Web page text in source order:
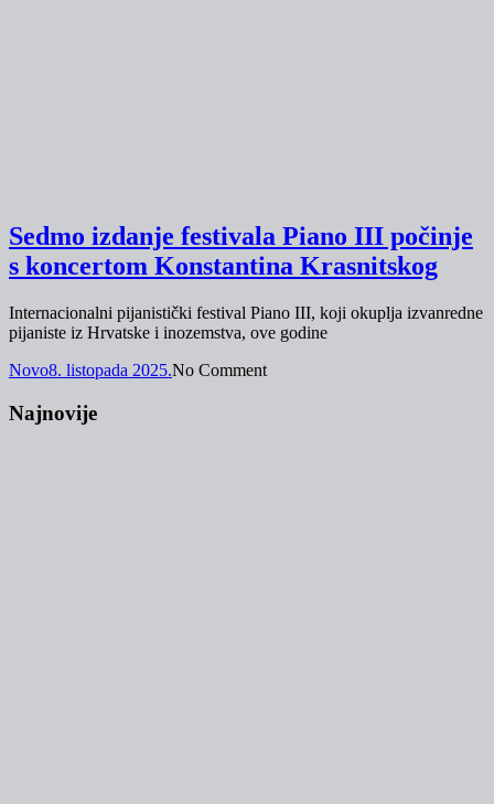
Sedmo izdanje festivala Piano III počinje
s koncertom Konstantina Krasnitskog
Internacionalni pijanistički festival Piano III, koji okuplja izvanredne
pijaniste iz Hrvatske i inozemstva, ove godine
Novo8. listopada 2025.No Comment
Najnovije